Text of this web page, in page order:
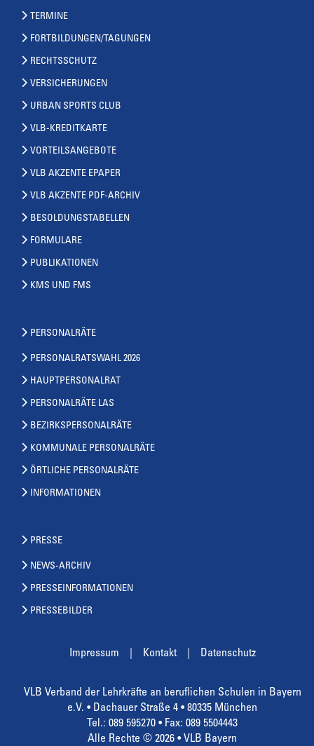
TERMINE
FORTBILDUNGEN/TAGUNGEN
RECHTSSCHUTZ
VERSICHERUNGEN
URBAN SPORTS CLUB
VLB-KREDITKARTE
VORTEILSANGEBOTE
VLB AKZENTE EPAPER
VLB AKZENTE PDF-ARCHIV
BESOLDUNGSTABELLEN
FORMULARE
PUBLIKATIONEN
KMS UND FMS
PERSONALRÄTE
PERSONALRATSWAHL 2026
HAUPTPERSONALRAT
PERSONALRÄTE LAS
BEZIRKSPERSONALRÄTE
KOMMUNALE PERSONALRÄTE
ÖRTLICHE PERSONALRÄTE
INFORMATIONEN
PRESSE
NEWS-ARCHIV
PRESSEINFORMATIONEN
PRESSEBILDER
Impressum Kontakt Datenschutz
VLB Verband der Lehrkräfte an beruflichen Schulen in Bayern
e.V. • Dachauer Straße 4 • 80335 München
Tel.: 089 595270 • Fax: 089 5504443
Alle Rechte © 2026 • VLB Bayern